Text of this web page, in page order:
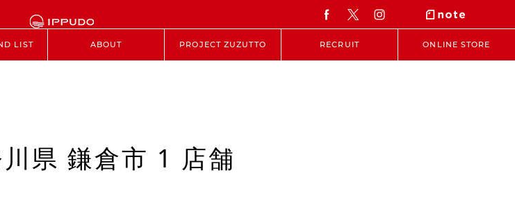
LIST ABOUT PROJECT ZUZUTTO RECRUIT ONLINE STORE
県 鎌倉市 1 店舗